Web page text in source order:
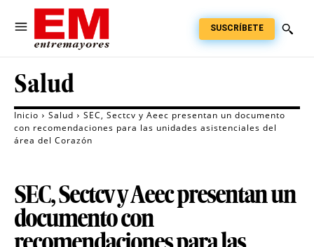
SUSCRÍBETE
Salud
Inicio Salud
SEC, Sectcv y Aeec presentan un documento
con recomendaciones para las unidades asistenciales del
área del Corazón
SEC, Sectcv y Aeec presentan un
documento con